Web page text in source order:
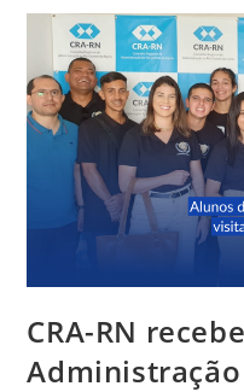
CRA-RN
Administração